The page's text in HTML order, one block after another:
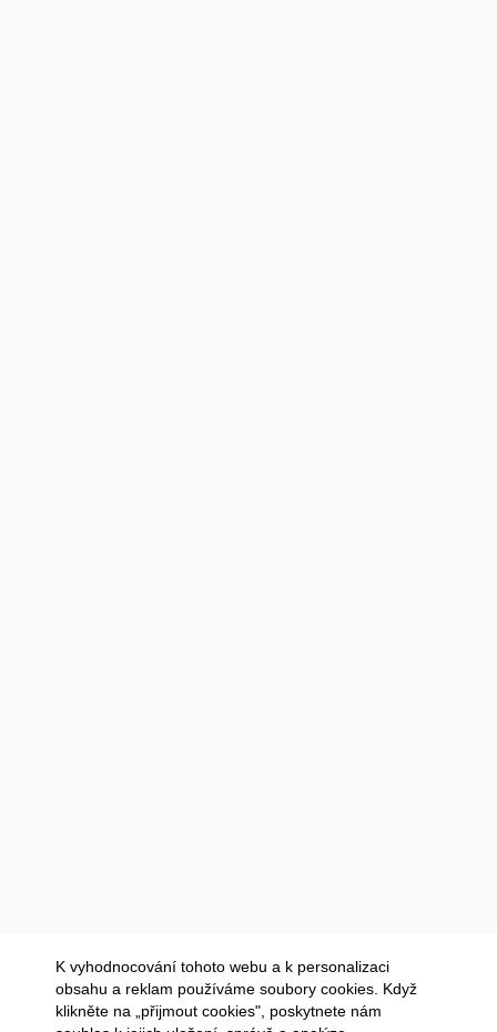
K vyhodnocování tohoto webu a k personalizaci
obsahu a reklam používáme soubory cookies. Když
klikněte na „přijmout cookies", poskytnete nám